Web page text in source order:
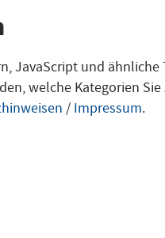
JavaScript und
welche Kategorien
/ Impressum.